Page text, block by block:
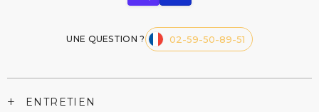
UNE QUESTION ? 02-59-50-89-51
+ ENTRETIEN